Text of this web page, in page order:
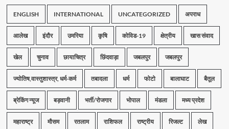
ENGLISH INTERNATIONAL UNCATEGORIZED अपराध
आलेख इंदौर उमरिया कृषि कोविड-19 क्षेत्रीय खास संवाद
खेल चुनाव छायाचित्र छिंदवाड़ा जबलपुर जबलपुर
ज्योतिष,वास्तुशास्त्र, धर्म-कर्म तबादला धर्म फोटो बालाघाट बैतूल
ब्रेकिंग न्यूज बड़वानी भर्ती/रोजगार भोपाल मंडला मध्य प्रदेश
महाराष्ट्र मौसम रतलाम राशिफल राष्ट्रीय रिजल्ट लेख